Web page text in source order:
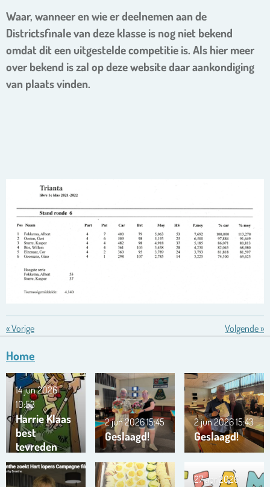
Waar, wanneer en wie er deelnemen aan de
Districtsfinale van deze klasse is nog niet bekend
omdat dit een uitgestelde competitie is. Als hier meer
over bekend is zal op deze website daar aankondiging
van plaats vinden.
«Vorige Volgende»
Home
Harrie Klaas
best
tevreden
14 jun 2026
10:53
Geslaagd!
2 jun 202615:45
Geslaagd!
2 jun 202615:43
27 apr 2026